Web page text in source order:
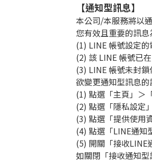
【通知型訊息】
本公司/本服務將以
您有效且重要的訊
(1) LINE 帳號設定
(2) 該 LINE 帳號已在
(3) LINE 帳號未封
欲變更通知型訊息的
(1) 點選「主頁」＞
(2) 點選「隱私設定」
(3) 點選「提供使用
(4) 點選「LINE通知
(5) 開關「接收LINE
如關閉「接收通知